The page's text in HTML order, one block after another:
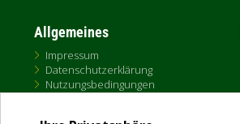
Allgemeines
Impressum
Datenschutzerklärung
Nutzungsbedingungen